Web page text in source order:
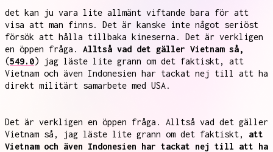
det kan ju vara lite allmänt viftande bara för att
visa att man finns. Det är kanske inte något seriöst
försök att hålla tillbaka kineserna. Det är verkligen
en öppen fråga. Alltså vad det gäller Vietnam så,
(549.0) jag läste lite grann om det faktiskt, att
Vietnam och även Indonesien har tackat nej till att ha
direkt militärt samarbete med USA.
Det är verkligen en öppen fråga. Alltså vad det gäller
Vietnam så, jag läste lite grann om det faktiskt, att
Vietnam och även Indonesien har tackat nej till att ha